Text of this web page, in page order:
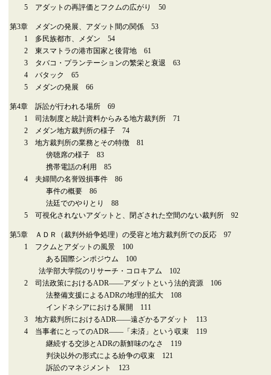
5 アダットの再評価とフクムの広がり 50
第3章 メダンの発展、アダット間の関係 53
1 多民族都市、メダン 54
2 東スマトラの港市国家と後背地 61
3 タバコ・プランテーションの繁栄と衰退 63
4 バタック 65
5 メダンの発展 66
第4章 訴訟が行われる場所 69
1 司法制度と統計資料からみる地方裁判所 71
2 メダン地方裁判所の様子 74
3 地方裁判所の業務とその特徴 81
傍聴席の様子 83
携帯電話の利用 85
4 夫婦間の名誉毀損事件 86
事件の概要 86
法廷でのやりとり 88
5 可視化されないアダットと、閉ざされた空間のない裁判所 92
第5章 ＡＤＲ（裁判外紛争処理）の受容と地方裁判所での反応 97
1 フクムとアダットの風景 100
ある国際シンポジウム 100
法学部大学院のリサーチ・コロキアム 102
2 司法政策におけるADR――アダットという法的資源 106
法整備支援によるADRの地理的拡大 108
インドネシアにおける展開 111
3 地方裁判所におけるADR――遠ざかるアダット 113
4 当事者にとってのADR――「未済」という収束 119
継続する交渉とADRの新鮮味のなさ 119
判決以外の形式による紛争の収束 121
訴訟のマネジメント 123